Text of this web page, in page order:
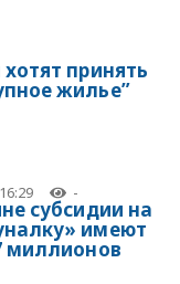
принять
жилье”
-
субсидии на
имеют
миллионов